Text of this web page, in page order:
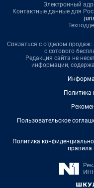
Электронный
Контактные данные для
Связаться с отделом продаж:
с сотового
Редакция сайта не
информации,
Политика
Пользовательское
Политика
правила